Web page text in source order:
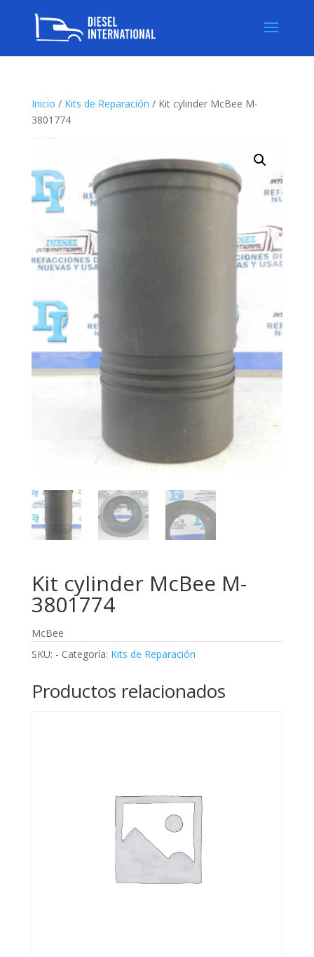
Inicio / Kits de Reparación / Kit cylinder McBee M-
3801774
Kit cylinder McBee M-
3801774
McBee
SKU: - Categoría: Kits de Reparación
Productos relacionados